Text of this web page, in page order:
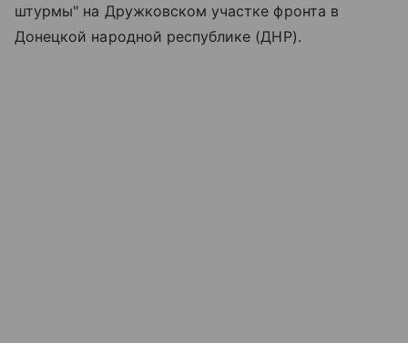
штурмы" на Дружковском участке фронта в
Донецкой народной республике (ДНР).